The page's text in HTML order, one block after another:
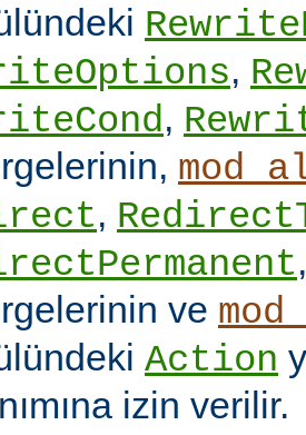
,
,
,
ve
Action
izin verilir.